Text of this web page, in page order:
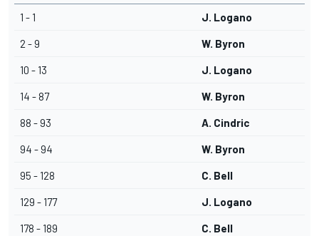
1 - 1 J. Logano
2 - 9 W. Byron
10 - 13 J. Logano
14 - 87 W. Byron
88 - 93 A. Cindric
94 - 94 W. Byron
95 - 128 C. Bell
129 - 177 J. Logano
178 - 189 C. Bell